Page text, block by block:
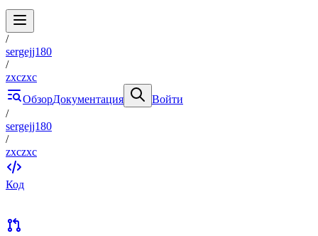
/
sergejj180
/
zxczxc
ОбзорДокументация
Войти
/
sergejj180
/
zxczxc
Код